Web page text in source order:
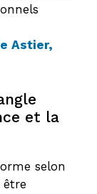
Astier,
et la
selon